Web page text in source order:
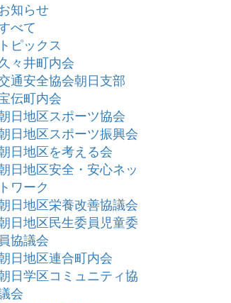
知らせ
べて
トピックス
々井町内会
通安全協会朝日支部
伝町内会
日地区スポーツ協会
日地区スポーツ振興会
日地区を考える会
日地区安全・安心ネッ
トワーク
日地区栄養改善協議会
日地区民生委員児童委
員協議会
日地区連合町内会
日学区コミュニティ協
会